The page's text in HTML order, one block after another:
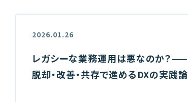
2026.01.26
レガシーな業務運用は悪なのか？——
脱却・改善・共存で進めるDXの実践論